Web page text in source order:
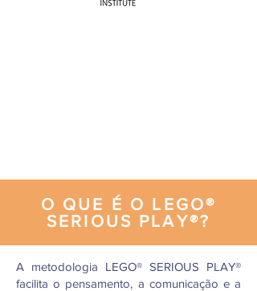
O QUE É O LEGO®
SERIOUS PLAY®?
A metodologia LEGO® SERIOUS PLAY®
facilita o pensamento, a comunicação e a